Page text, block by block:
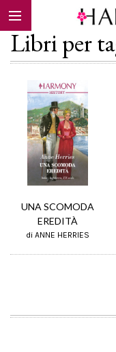
EBOOK
Calendario
Libri per
UNA SCOMODA
EREDITÀ
di ANNE HERRIES